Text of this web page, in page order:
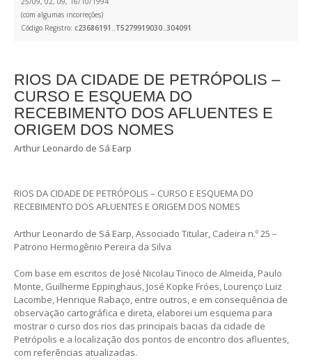
(com algumas incorreções)
Código Registro: c23686191..T5279919030..304091
RIOS DA CIDADE DE PETRÓPOLIS –
CURSO E ESQUEMA DO
RECEBIMENTO DOS AFLUENTES E
ORIGEM DOS NOMES
Arthur Leonardo de Sá Earp
RIOS DA CIDADE DE PETRÓPOLIS – CURSO E ESQUEMA DO
RECEBIMENTO DOS AFLUENTES E ORIGEM DOS NOMES
Arthur Leonardo de Sá Earp, Associado Titular, Cadeira n.º 25 –
Patrono Hermogênio Pereira da Silva
Com base em escritos de José Nicolau Tinoco de Almeida, Paulo
Monte, Guilherme Eppinghaus, José Kopke Fróes, Lourenço Luiz
Lacombe, Henrique Rabaço, entre outros, e em consequência de
observação cartográfica e direta, elaborei um esquema para
mostrar o curso dos rios das principais bacias da cidade de
Petrópolis e a localização dos pontos de encontro dos afluentes,
com referências atualizadas.